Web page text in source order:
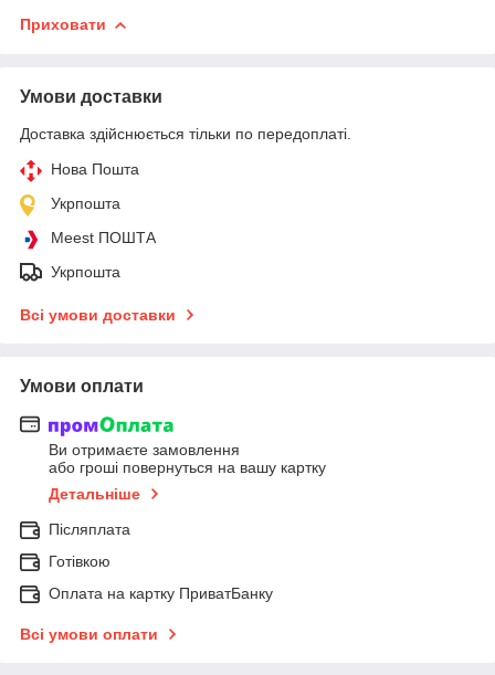
Приховати
Умови доставки
Доставка здійснюється тільки по передоплаті.
Нова Пошта
Укрпошта
Meest ПОШТА
Укрпошта
Всі умови доставки
Умови оплати
Ви отримаєте замовлення
або гроші повернуться на вашу картку
Детальніше
Післяплата
Готівкою
Оплата на картку ПриватБанку
Всі умови оплати